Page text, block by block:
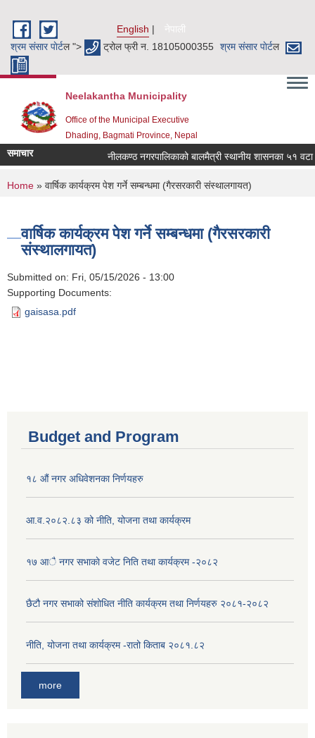
English
नेपाली
श्रम संसार पाेर्टल "> ट्रोल फ्री न. 18105000355 श्रम संसार पाेर्टल
Neelakantha Municipality
Office of the Municipal Executive
Dhading, Bagmati Province, Nepal
समाचार नीलकण्ठ नगरपालिकाको बालमैत्री स्थानीय शासनका ५१ वटा
You are here
Home » वार्षिक कार्यक्रम पेश गर्ने सम्बन्धमा (गैरसरकारी संस्थालगायत)
वार्षिक कार्यक्रम पेश गर्ने सम्बन्धमा (गैरसरकारी
संस्थालगायत)
Submitted on: Fri, 05/15/2026 - 13:00
Supporting Documents:
gaisasa.pdf
Budget and Program
१८ औं नगर अधिवेशनका निर्णयहरु
आ.व.२०८२.८३ को नीति, योजना तथा कार्यक्रम
१७ आै नगर सभाकाे वजेट निति तथा कार्यक्रम -२०८२
छैटौ नगर सभाको संशोधित नीति कार्यक्रम तथा निर्णयहरु २०८१-२०८२
नीति, योजना तथा कार्यक्रम -रातो किताब २०८१.८२
more